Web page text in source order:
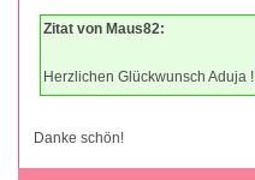
Zitat von Maus82:
Herzlichen Glückwunsch Aduja !
Danke schön!